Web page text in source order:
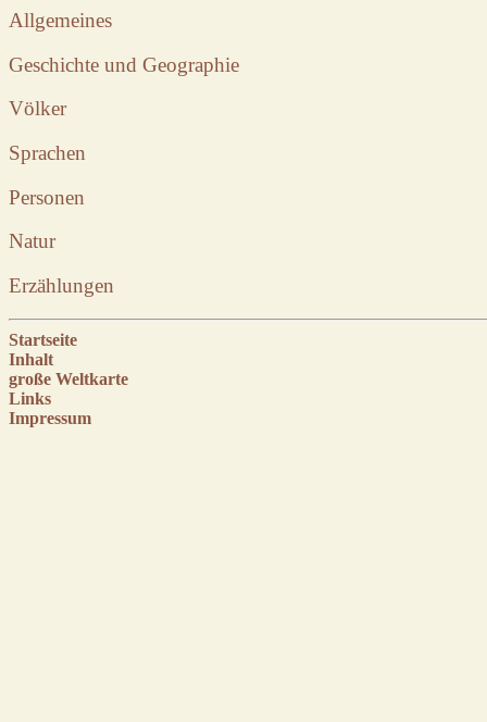
Allgemeines
Geschichte und Geographie
Völker
Sprachen
Personen
Natur
Erzählungen
Startseite
Inhalt
große Weltkarte
Links
Impressum